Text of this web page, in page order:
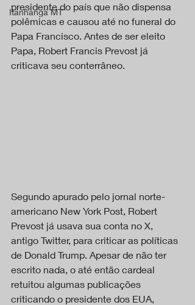
Itanhangá MT
presidente do país que não dispensa
polêmicas e causou até no funeral do
Papa Francisco. Antes de ser eleito
Papa, Robert Francis Prevost já
criticava seu conterrâneo.
Segundo apurado pelo jornal norte-
americano New York Post, Robert
Prevost já usava sua conta no X,
antigo Twitter, para criticar as políticas
de Donald Trump. Apesar de não ter
escrito nada, o até então cardeal
retuitou algumas publicações
criticando o presidente dos EUA,